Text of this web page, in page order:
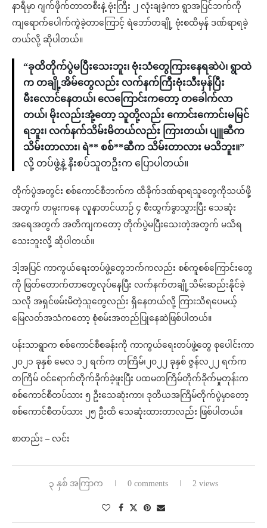
နာရီမှာ ဂျက်ဖိုက်တာတစီးနဲ့ ဗုံးကြီး ၂ လုံးချခဲ့ကာ ရွာအပြင်ဘက်ကို
ကျရောက်ပေါက်ကွဲခဲ့တာကြောင့် ရဲဘော်တချို့ ဗုံးစထိမှန် ဒဏ်ရာရခဲ့
တယ်လို့ ဆိုပါတယ်။
“ခုထိတိုက်ပွဲမပြီးသေးဘူး၊ ဗုံးသံတွေကြားနေရဆဲပဲ၊ ရွာထဲ
က တချို့အိမ်တွေလည်း လက်နက်ကြီးဗုံးသီးမှန်ပြီး
မီးလောင်နေတယ်၊ လေကြောင်းကတော့ တခေါက်လာ
တယ်၊ မိုးလည်းအုံ့တော့ သူတို့လည်း ကောင်းကောင်းမမြင်
ရဘူး၊ လက်နက်သိမ်းမိတယ်လည်း ကြားတယ်၊ ပျူဆီက
သိမ်းတာလား၊ ရဲ** စစ်**ဆီက သိမ်းတာလား မသိဘူး။”
လို့ တပ်ဖွဲ့နဲ့ နီးစပ်သူတဦးက ပြောပါတယ်။
တိုက်ပွဲအတွင်း စစ်ကောင်စီဘက်က ထိခိုက်ဒဏ်ရာရသူတွေကိုသယ်ဖို့
အတွက် တမူးကနေ လူနာတင်ယာဉ် ၄ စီးထွက်ခွာသွားပြီး သေဆုံး
အရေအတွက် အတိကျကတော့ တိုက်ပွဲမပြီးသေးတဲ့အတွက် မသိရ
သေးဘူးလို့ ဆိုပါတယ်။
ဒါ့အပြင် ကာကွယ်ရေးတပ်ဖွဲ့တွေဘက်ကလည်း စစ်ကူစစ်ကြောင်းတွေ
ကို ဖြတ်တောက်တာတွေလုပ်နေပြီး လက်နက်တချို့သိမ်းဆည်းနိုင်ခဲ့
သလို အရှင်ဖမ်းမိတဲ့သူတွေလည်း ရှိနေတယ်လို့ ကြားသိရပေမယ့်
မြေလတ်အသံကတော့ စုံစမ်းအတည်ပြုနေဆဲဖြစ်ပါတယ်။
ပန်းသာရွာက စစ်‌‌ကောင်စီစခန်းကို ကာကွယ်ရေးတပ်ဖွဲ့တွေ စုပေါင်းကာ
၂၀၂၁ ခုနှစ် မေလ ၁၂ ရက်က တကြိမ်၊၂၀၂၂ ခုနှစ် ဇွန်လ၂၂ ရက်က
တကြိမ် ဝင်ရောက်တိုက်ခိုက်ခဲ့ဖူးပြီး ပထမတကြိမ်တိုက်ခိုက်မှုတုန်းက
စစ်ကောင်စီတပ်သား ၅ ဦးသေဆုံးကာ၊ ဒုတိယအကြိမ်တိုက်ပွဲမှာတော့
စစ်ကောင်စီတပ်သား ၂၅ ဦးထိ သေဆုံးထားတာလည်း ဖြစ်ပါတယ်။
စာတည်း – လင်း
၃ နှစ် အကြာက 0 comments 2 views